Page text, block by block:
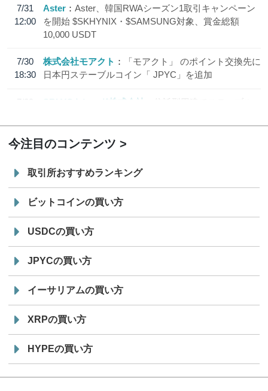
7/31
12:00
Aster
Aster、韓国RWAシーズン1取引キャンペーン
を開始 $SKHYNIX・$SAMSUNG対象、賞金総額
10,000 USDT
7/30
18:30
株式会社モアクト
「モアクト」 のポイント交換先に
日本円ステーブルコイン「 JPYC」を追加
7/29
SBI VCトレード株式会社
信託型円建てステーブル
今注目のコンテンツ
取引所おすすめランキング
ビットコインの買い方
USDCの買い方
JPYCの買い方
イーサリアムの買い方
XRPの買い方
HYPEの買い方